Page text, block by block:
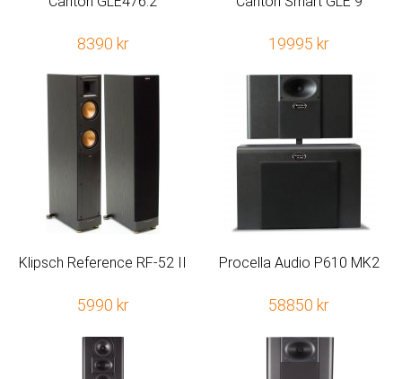
8390 kr 19995 kr
Klipsch Reference RF-52 II
5990 kr
Procella Audio P610 MK2
58850 kr